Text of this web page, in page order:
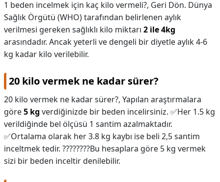
1 beden incelmek için kaç kilo vermeli?, Geri Dön. Dünya
Sağlık Örgütü (WHO) tarafından belirlenen aylık
verilmesi gereken sağlıklı kilo miktarı 2 ile 4kg
arasındadır. Ancak yeterli ve dengeli bir diyetle aylık 4-6
kg kadar kilo verilebilir.
20 kilo vermek ne kadar sürer?
20 kilo vermek ne kadar sürer?, Yapılan araştırmalara
göre5 kg verdiğinizde bir beden incelirsiniz. ✅Her 1.5 kg
verildiğinde bel ölçüsü 1 santim azalmaktadır.
✅Ortalama olarak her 3.8 kg kaybı ise beli 2,5 santim
inceltmek tedir. ????????Bu hesaplara göre 5 kg vermek
sizi bir beden inceltir denilebilir.